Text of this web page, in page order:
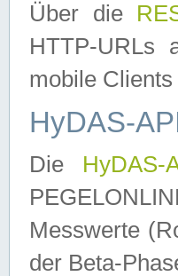
Über die
HTTP-URLs
mobile
HyDAS-
Die HyDAS-
Messwerte
der Beta-